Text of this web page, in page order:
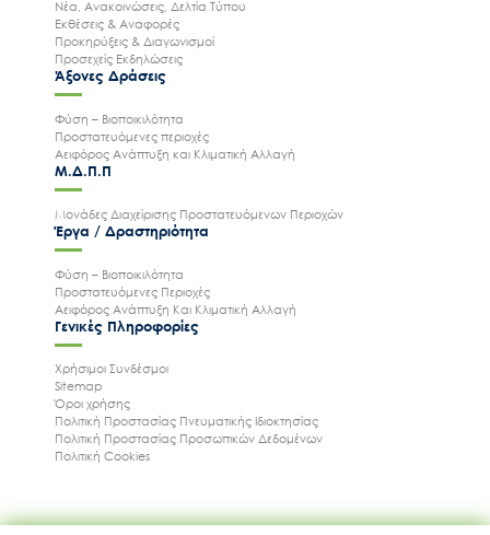
Νέα, Ανακοινώσεις, Δελτία Τύπου
Εκθέσεις & Αναφορές
Προκηρύξεις & Διαγωνισμοί
Προσεχείς Εκδηλώσεις
Άξονες Δράσεις
Φύση – Βιοποικιλότητα
Προστατευόμενες περιοχές
Αειφόρος Ανάπτυξη και Κλιματική Αλλαγή
Μ.Δ.Π.Π
Μονάδες Διαχείρισης Προστατευόμενων Περιοχών
Έργα / Δραστηριότητα
Φύση – Βιοποικιλότητα
Προστατευόμενες Περιοχές
Αειφόρος Ανάπτυξη Και Κλιματική Αλλαγή
Γενικές Πληροφορίες
Χρήσιμοι Συνδέσμοι
Sitemap
Όροι χρήσης
Πολιτική Προστασίας Πνευματικής Ιδιοκτησίας
Πολιτική Προστασίας Προσωπικών Δεδομένων
Πολιτική Cookies